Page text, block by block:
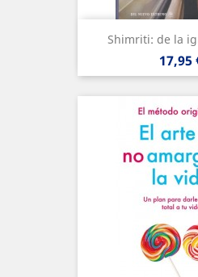
Shimriti: de la
Precio
17,95